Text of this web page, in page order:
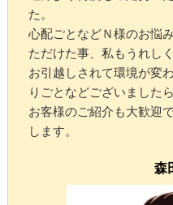
た。
心配ごとなどＮ様のお悩
ただけた事、私もうれし
お引越しされて環境が変
りごとなどございました
お客様のご紹介も大歓迎
します。
森